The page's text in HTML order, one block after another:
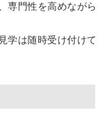
専門性を高めながら
学は随時受け付けて